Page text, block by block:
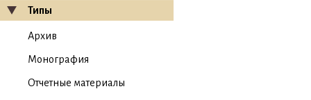
Типы
Архив
Монография
Отчетные материалы